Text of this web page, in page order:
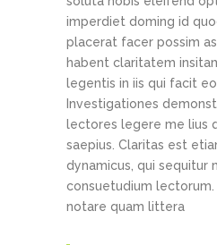
imperdiet doming id
placerat facer possim
habent claritatem
legentis in iis qui facit
Investigationes
lectores legere me lius
saepius. Claritas est
dynamicus, qui sequitur
consuetudium lectorum.
notare quam littera